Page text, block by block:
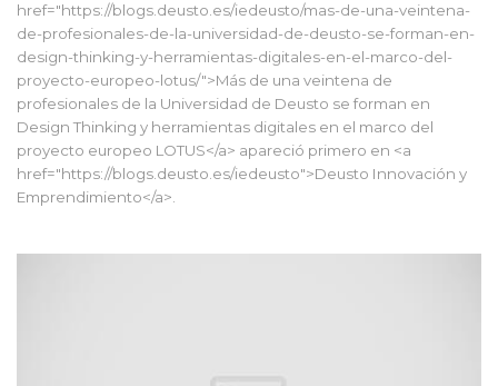
href="https://blogs.deusto.es/iedeusto/mas-de-una-veintena-
de-profesionales-de-la-universidad-de-deusto-se-forman-en-
design-thinking-y-herramientas-digitales-en-el-marco-del-
proyecto-europeo-lotus/">Más de una veintena de
profesionales de la Universidad de Deusto se forman en
Design Thinking y herramientas digitales en el marco del
proyecto europeo LOTUS</a> apareció primero en <a
href="https://blogs.deusto.es/iedeusto">Deusto Innovación y
Emprendimiento</a>.